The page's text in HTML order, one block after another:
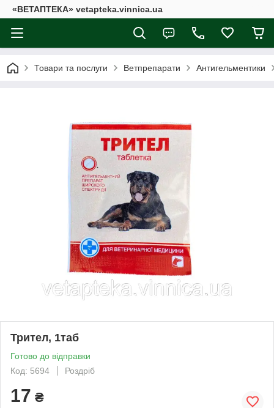
«ВЕТАПТЕКА» vetapteka.vinnica.ua
Товари та послуги Ветпрепарати Антигельментики
Трител, 1таб
Готово до відправки
Код: 5694
Роздріб
17 ₴